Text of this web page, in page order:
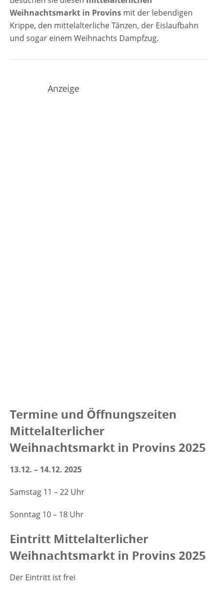
Weihnachtsmarkt in Provins mit der lebendigen
Krippe, den mittelalterliche Tänzen, der Eislaufbahn
und sogar einem Weihnachts Dampfzug.
Anzeige
Termine und Öffnungszeiten
Mittelalterlicher
Weihnachtsmarkt in Provins 2025
13.12. – 14.12. 2025
Samstag 11 – 22 Uhr
Sonntag 10 – 18 Uhr
Eintritt Mittelalterlicher
Weihnachtsmarkt in Provins 2025
Der Eintritt ist frei